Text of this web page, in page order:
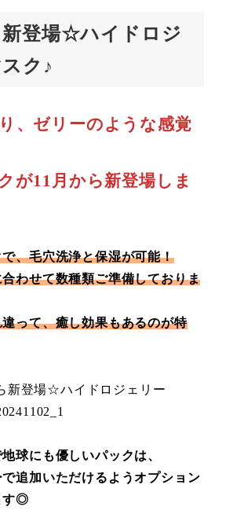
新登場☆ハイドロジ
ク♪
、ゼリーのような感覚
が11月から新登場しま
、毛穴洗浄と保湿が可能！
わせて数種類ご準備しておりま
って、癒し効果もあるのが特
球にも優しいパックは、
追加いただけるようオプション
す◎